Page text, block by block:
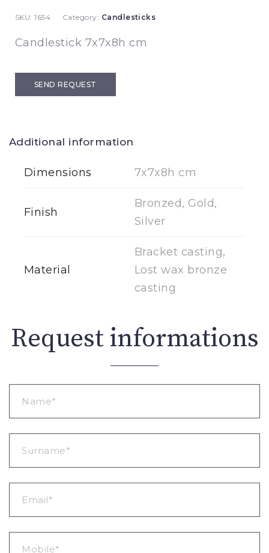
SKU:1654 Category: Candlesticks
Candlestick 7x7x8h cm
SEND REQUEST
Additional information
Dimensions 7x7x8h cm
Finish
Bronzed, Gold,
Silver
Material
Bracket casting,
Lost wax bronze
casting
Request informations